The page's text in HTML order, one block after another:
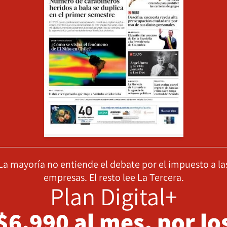
mayoría no entiende el debate por el impuesto a
empresas. El resto lee La Tercera.
Plan Digital+